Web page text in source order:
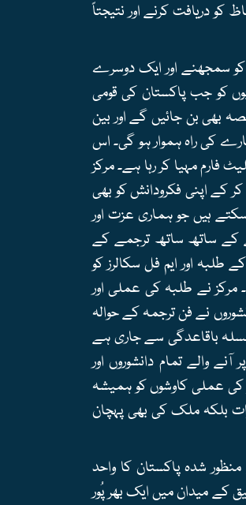
کو دریافت کرنے اور نتیجتاً
سمجھنے اور ایک دوسرے
کو جب پاکستان کی قومی
بھی بن جائیں گے اور بین
کی راہ ہموار ہو گی۔ اس
فارم مہیا کر رہا ہے۔ مرکز
کے اپنی فکرودانش کو بھی
سکتے ہیں جو ہماری عزت اور
کے ساتھ ساتھ ترجمے کے
اور ایم فل سکالرز کو
مرکز نے طلبہ کی عملی اور
نے فن ترجمہ کے حوالہ
باقاعدگی سے جاری ہے
والے تمام دانشوروں اور
کی عملی کاوشوں کو ہمیشہ
بلکہ ملک کی بھی پہچان
شدہ پاکستان کا واحد
کے میدان میں ایک بھر پُور